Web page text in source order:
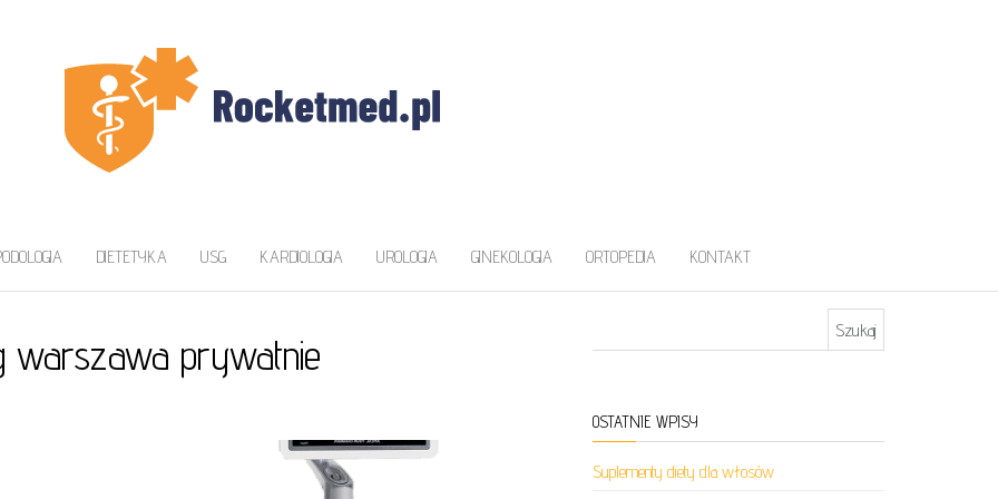
DIETETYKA USG KARDIOLOGIA UROLOGIA GINEKOLOGIA ORTOPEDIA KONTAKT
warszawa prywatnie
OSTATNIE WPISY
Suplementy diety dla włosów